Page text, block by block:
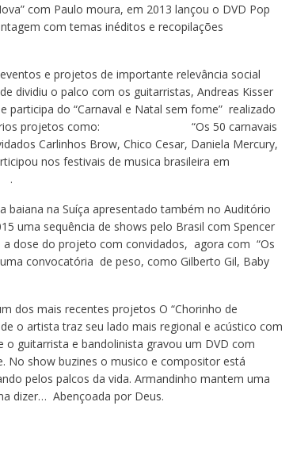
com Paulo moura, em 2013 lançou o DVD Pop
com temas inéditos e recopilações
e projetos de importante relevância social
dividiu o palco com os guitarristas, Andreas Kisser
participa do “Carnaval e Natal sem fome” realizado
próprios projetos como: “Os 50 carnavais
Carlinhos Brow, Chico Cesar, Daniela Mercury,
nos festivais de musica brasileira em
.
baiana na Suíça apresentado também no Auditório
uma sequência de shows pelo Brasil com Spencer
a dose do projeto com convidados, agora com “Os
convocatória de peso, como Gilberto Gil, Baby
dos mais recentes projetos O “Chorinho de
o artista traz seu lado mais regional e acústico com
o guitarrista e bandolinista gravou um DVD com
No show buzines o musico e compositor está
pelos palcos da vida. Armandinho mantem uma
dizer… Abençoada por Deus.